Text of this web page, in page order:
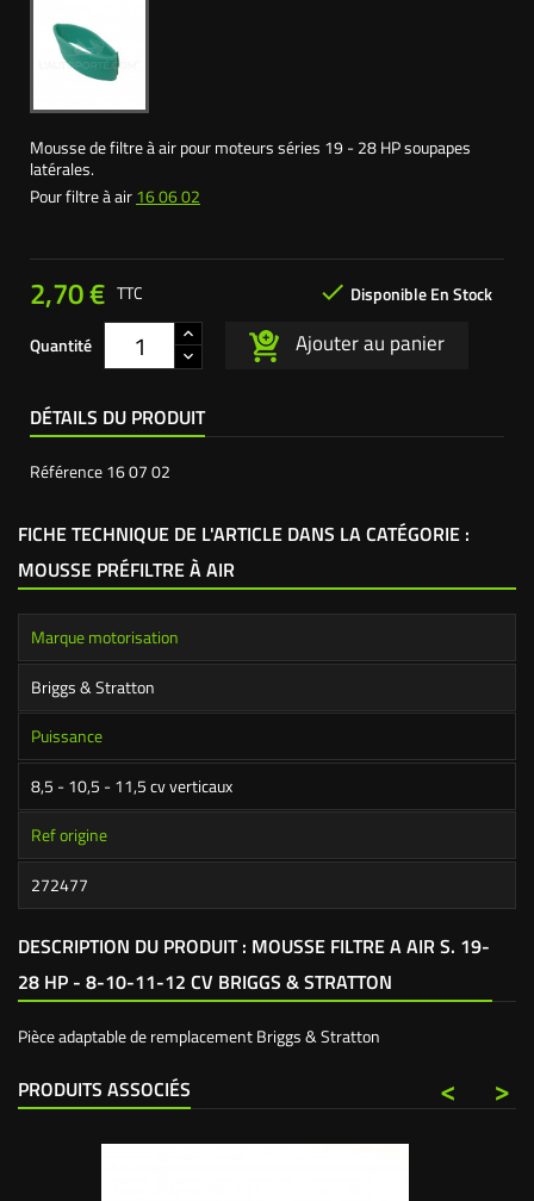
Mousse de filtre à air pour moteurs séries 19 - 28 HP soupapes
latérales.
Pour filtre à air16 06 02
2,70 €  Disponible En Stock
TTC
Quantité Ajouter au panier
DÉTAILS DU PRODUIT
Référence16 07 02
FICHE TECHNIQUE DE L'ARTICLE DANS LA CATÉGORIE :
MOUSSE PRÉFILTRE À AIR
Marque motorisation
Briggs & Stratton
Puissance
8,5 - 10,5 - 11,5 cv verticaux
Ref origine
272477
DESCRIPTION DU PRODUIT : MOUSSE FILTRE A AIR S. 19-
28 HP - 8-10-11-12 CV BRIGGS & STRATTON
Pièce adaptable de remplacement Briggs & Stratton
PRODUITS ASSOCIÉS >
<